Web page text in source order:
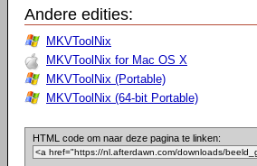
Andere edities:
MKVToolNix
MKVToolNix for Mac OS X
MKVToolNix (Portable)
MKVToolNix (64-bit Portable)
HTML code om naar deze pagina te linken: